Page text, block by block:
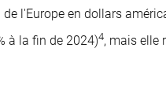
l'Europe en dollars
à la fin de 2024)4, mais elle